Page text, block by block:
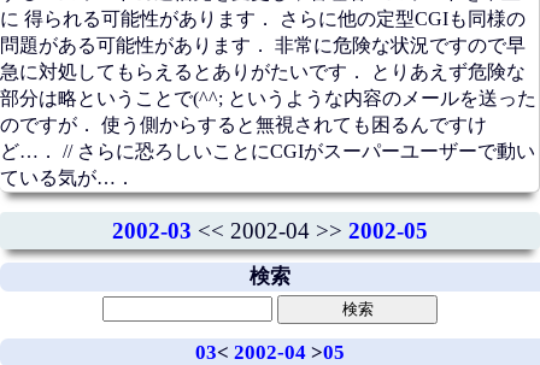
に 得られる可能性があります． さらに他の定型CGIも同様の
問題がある可能性があります． 非常に危険な状況ですので早
急に対処してもらえるとありがたいです． とりあえず危険な
部分は略ということで(^^; というような内容のメールを送った
のですが． 使う側からすると無視されても困るんですけ
ど…． // さらに恐ろしいことにCGIがスーパーユーザーで動い
ている気が…．
2002-03 << 2002-04 >> 2002-05
検索
03< 2002-04 >05